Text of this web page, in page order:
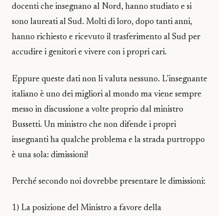
docenti che insegnano al Nord, hanno studiato e si
sono laureati al Sud. Molti di loro, dopo tanti anni,
hanno richiesto e ricevuto il trasferimento al Sud per
accudire i genitori e vivere con i propri cari.
Eppure queste dati non li valuta nessuno. L’insegnante
italiano è uno dei migliori al mondo ma viene sempre
messo in discussione a volte proprio dal ministro
Bussetti. Un ministro che non difende i propri
insegnanti ha qualche problema e la strada purtroppo
è una sola: dimissioni!
Perché secondo noi dovrebbe presentare le dimissioni:
1) La posizione del Ministro a favore della